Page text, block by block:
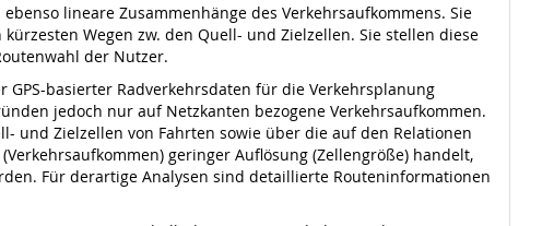
lineare Zusammenhänge des Verkehrsaufkommens. Sie
Wegen zw. den Quell- und Zielzellen. Sie stellen diese
der Nutzer.
basierter Radverkehrsdaten für die Verkehrsplanung
jedoch nur auf Netzkanten bezogene Verkehrsaufkommen.
und Zielzellen von Fahrten sowie über die auf den Relationen
geringer Auflösung (Zellengröße) handelt,
Für derartige Analysen sind detaillierte Routen­informationen